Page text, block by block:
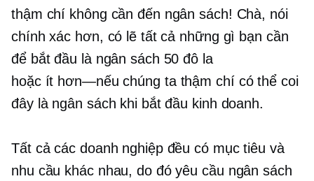
thậm chí không cần đến ngân sách! Chà, nói
chính xác hơn, có lẽ tất cả những gì bạn cần
để bắt đầu là ngân sách 50 đô la
hoặc ít hơn—nếu chúng ta thậm chí có thể coi
đây là ngân sách khi bắt đầu kinh doanh.
Tất cả các doanh nghiệp đều có mục tiêu và
nhu cầu khác nhau, do đó yêu cầu ngân sách